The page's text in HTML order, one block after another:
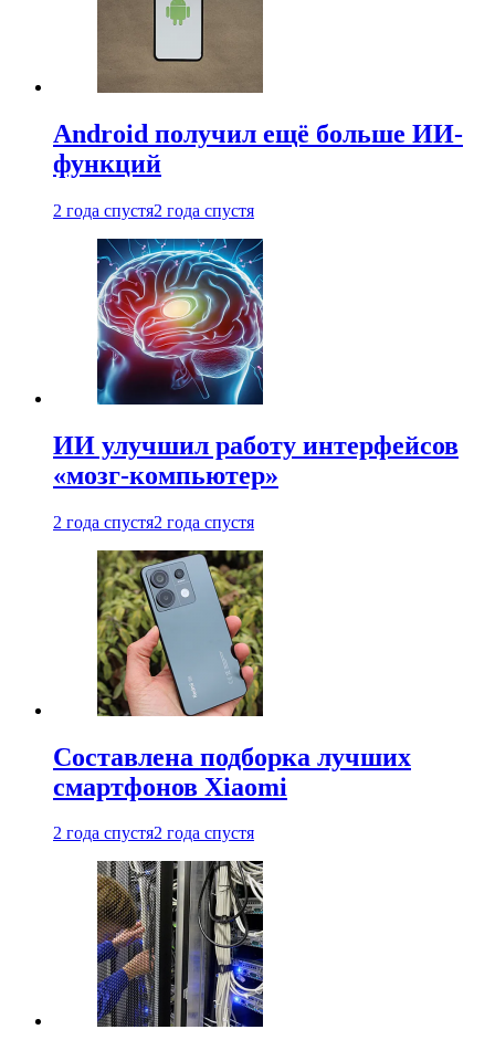
Android получил ещё больше ИИ-
функций
2 года спустя2 года спустя
ИИ улучшил работу интерфейсов
«мозг-компьютер»
2 года спустя2 года спустя
Составлена подборка лучших
смартфонов Xiaomi
2 года спустя2 года спустя